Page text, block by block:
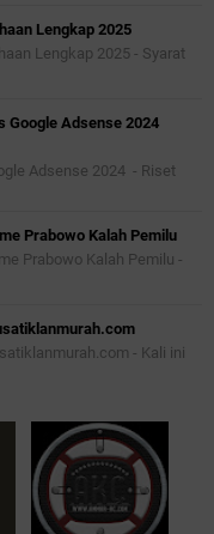
Lengkap 2025
Lengkap 2025 - Syarat
Google Adsense 2024
Adsense 2024 - Riset
Prabowo Kalah Pemilu
Prabowo Kalah Pemilu -
- Kali ini